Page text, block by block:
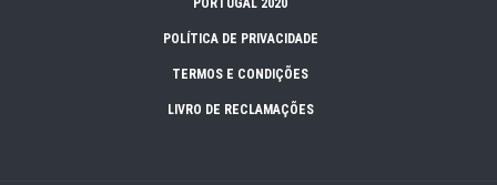
PORTUGAL 2020
POLÍTICA DE PRIVACIDADE
TERMOS E CONDIÇÕES
LIVRO DE RECLAMAÇÕES